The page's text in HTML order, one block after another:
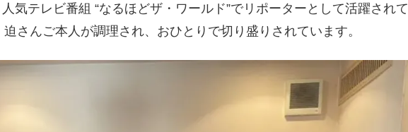
気テレビ番組 “なるほどザ・ワールド”でリポーターとして活躍されて
さんご本人が調理され、おひとりで切り盛りされています。